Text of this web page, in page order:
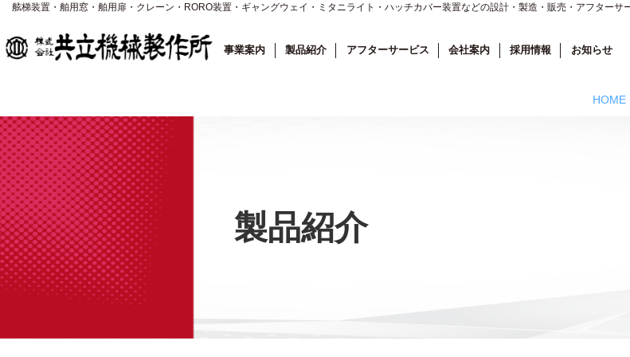
舷梯装置・舶用窓・舶用扉・クレーン・RORO装置・ギャングウェイ・ミタニライト・ハッチカバー装置などの設計・製造・販売・アフターサ
事業案内 製品紹介 アフターサービス 会社案内 採用情報 お知らせ
HOME
製品紹介